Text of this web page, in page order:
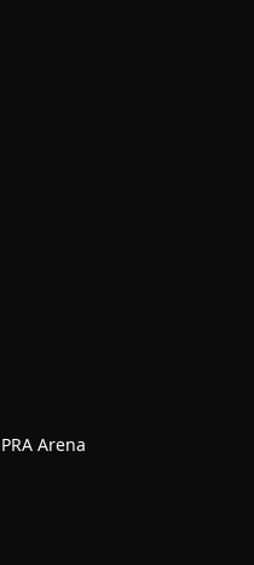
Arena